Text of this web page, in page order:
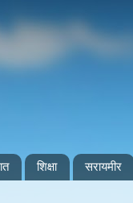
शिक्षा सरायमीर